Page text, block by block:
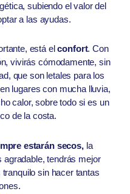
subiendo el valor del
a las ayudas.
está elconfort. Con
vivirás cómodamente, sin
que son letales para los
lugares con mucha lluvia,
calor, sobre todo si es un
de la costa.
estarán secos, la
agradable, tendrás mejor
sin hacer tantas